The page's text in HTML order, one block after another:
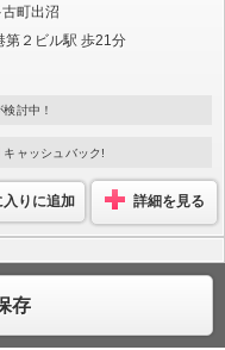
町出沼
第２ビル駅 歩21分
検討中！
キャッシュバック!
入りに追加 詳細を見る
存